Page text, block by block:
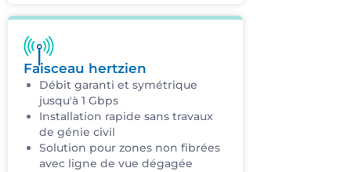
Faisceau hertzien
Débit garanti et symétrique
jusqu'à 1 Gbps
Installation rapide sans travaux
de génie civil
Solution pour zones non fibrées
avec ligne de vue dégagée